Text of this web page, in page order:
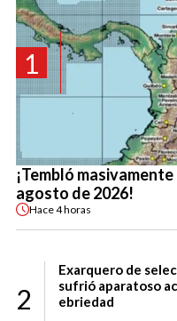
1
¡Tembló
agosto de 2026!
Hace4 horas
2
Exarquero de
sufrió aparatoso
ebriedad